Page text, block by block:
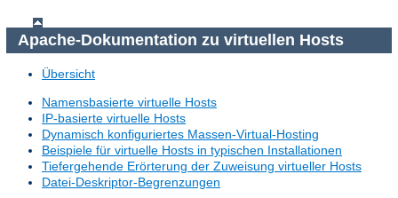
Apache-Dokumentation zu virtuellen Hosts
Übersicht
Namensbasierte virtuelle Hosts
IP-basierte virtuelle Hosts
Dynamisch konfiguriertes Massen-Virtual-Hosting
Beispiele für virtuelle Hosts in typischen Installationen
Tiefergehende Erörterung der Zuweisung virtueller Hosts
Datei-Deskriptor-Begrenzungen